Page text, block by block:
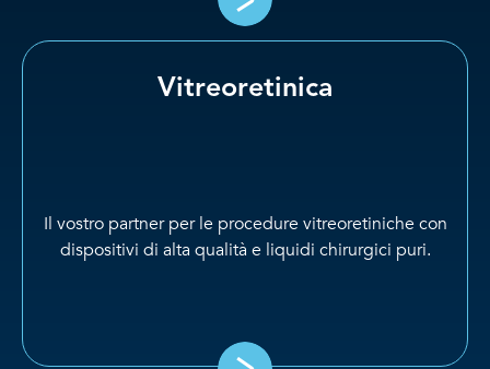
Vitreoretinica
Il vostro partner per le procedure vitreoretiniche con
dispositivi di alta qualità e liquidi chirurgici puri.